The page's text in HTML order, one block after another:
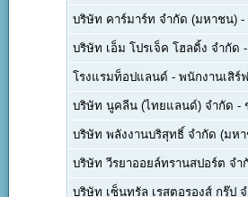
บริษัท คาร์มาร์ท จำกัด (มหาชน) -
บริษัท เอ็ม โปรเจ็ค โฮลดิ้ง จำกัด
โรงแรมท็อปแลนด์ - พนักงานเสิร์
บริษัท นูคลีน (ไทยแลนด์) จำกัด -
บริษัท พลังงานบริสุทธิ์ จำกัด (มห
บริษัท วีรยาออยล์ทรานสปอร์ต จำ
บริษัท เซ็นทรัล เรสตอรองส์ กรุ๊ป